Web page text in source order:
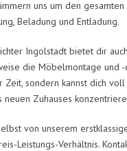
uns um den
Beladung und Entladung.
Ingolstadt bietet dir
die Möbelmontage und -
Zeit, sondern kannst dich
neuen Zuhauses
von unserem
Leistungs-Verhältnis.